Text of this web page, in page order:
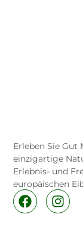
Erleben Sie Gut
einzigartige
Erlebnis- und
europäischen